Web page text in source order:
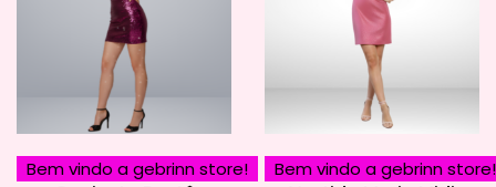
Bem vindo a gebrinn store! Bem vindo a gebrinn store!